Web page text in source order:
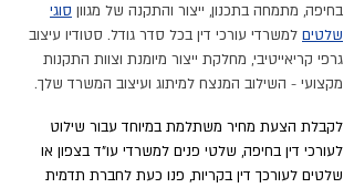
בחיפה, מתמחה בתכנון, ייצור והתקנה של מגוון סוגי
שלטים למשרדי עורכי דין בכל סדר גודל. סטודיו עיצוב
גרפי קריאייטיבי, מחלקת ייצור מיומנת וצוות התקנות
מקצועי - השילוב המנצח למיתוג ועיצוב המשרד שלך.
לקבלת הצעת מחיר משתלמת במיוחד עבור שילוט
לעורכי דין בחיפה, שלטי פנים למשרדי עו"ד בצפון או
שלטים לעורכך דין בקריות, פנו כעת לחברת תדמית